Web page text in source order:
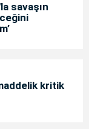
savaşın
kritik